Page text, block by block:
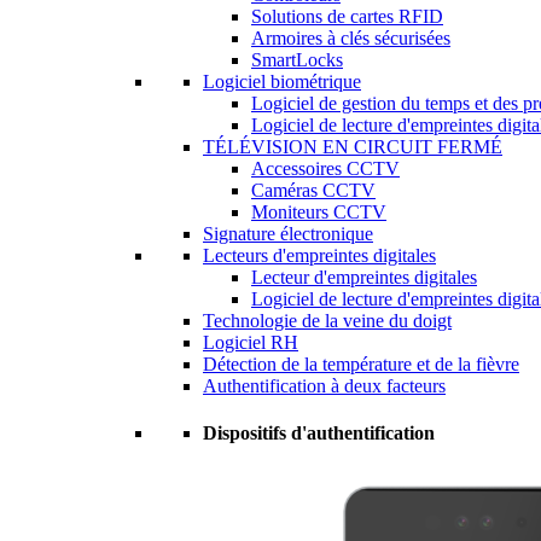
Solutions de cartes RFID
Armoires à clés sécurisées
SmartLocks
Logiciel biométrique
Logiciel de gestion du temps et des
Logiciel de lecture d'empreintes
TÉLÉVISION EN CIRCUIT FERMÉ
Accessoires CCTV
Caméras CCTV
Moniteurs CCTV
Signature électronique
Lecteurs d'empreintes digitales
Lecteur d'empreintes digitales
Logiciel de lecture d'empreintes
Technologie de la veine du doigt
Logiciel RH
Détection de la température et de la fièvre
Authentification à deux facteurs
Dispositifs d'authentification